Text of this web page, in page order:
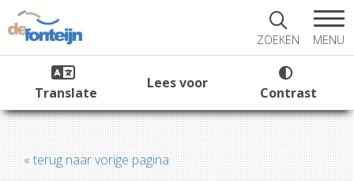
ZOEKEN MENU
Translate
Lees voor
Contrast
« terug naar vorige pagina